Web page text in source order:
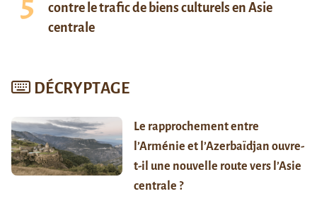
contre le trafic de biens culturels en Asie
centrale
DÉCRYPTAGE
Le rapprochement entre
l’Arménie et l’Azerbaïdjan ouvre-
t-il une nouvelle route vers l’Asie
centrale ?